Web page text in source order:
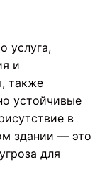
услуга,
и
также
устойчивые
в
здании — это
для